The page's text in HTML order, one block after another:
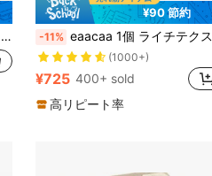
¥90 節約
-11% eaacaa 1個 ライチテクスチャー クロスボディ マルチカードスロット PUレザー 14Pro アコーディオンカードホルダー スマホケース リングスタンド付き 落下防止 防盗 保護カバー Apple 17e 17ProMax 16ProMax 16Pro 16Plus 15ProMax 15plus 13ProMax 13pro 13Mini 14ProMax 14Pro 14plus 12ProMax 12Pro 12Mini 11 ProMax 11Pro 14 13 12 11 7 8 X XS XR XSMax シリーズ S26ultra S25FE S25ultra S25+ S24FE S24ultra S24+ S23FE S23Ultra S23+ S22ultra S21FE S21ultra S21plus S20FE A12 A13 A14 A15 A21S A22 A23 A24 A25 A32 A33 A34 A35 A54 A06 A16 A26 A36 A56 A16 シリーズ対応
(1000+)
¥725 400+ sold
高リピート率